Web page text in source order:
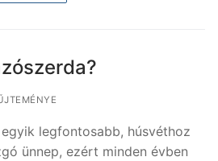
legfontosabb, húsvéthoz
ünnep, ezért minden évben